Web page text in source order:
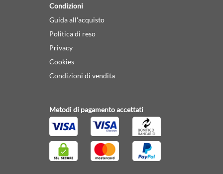
Condizioni
Guida all'acquisto
Politica di reso
Privacy
Cookies
Condizioni di vendita
Metodi di pagamento accettati